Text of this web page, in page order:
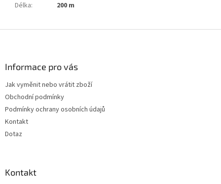
Délka: 200 m
Informace pro vás
Jak vyměnit nebo vrátit zboží
Obchodní podmínky
Podmínky ochrany osobních údajů
Kontakt
Dotaz
Kontakt